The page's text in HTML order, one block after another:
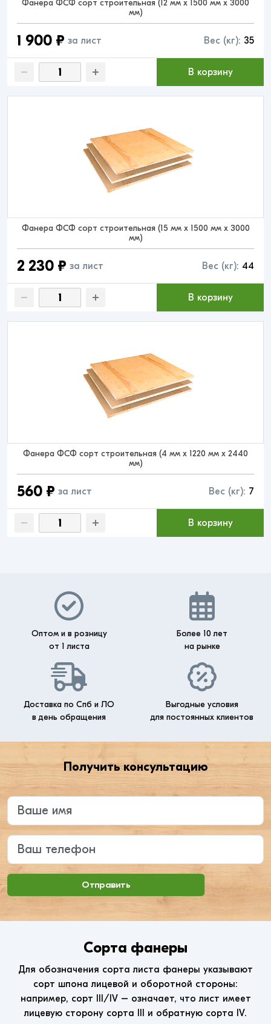
Фанера ФСФ сорт строительная (12 мм x 1500 мм x 3000
мм)
1 900 ₽ за лист Вес (кг): 35
В корзину
Фанера ФСФ сорт строительная (15 мм x 1500 мм x 3000
мм)
2 230 ₽ за лист Вес (кг): 44
В корзину
Фанера ФСФ сорт строительная (4 мм x 1220 мм x 2440
мм)
560 ₽ за лист Вес (кг): 7
В корзину
Оптом и в розницу
от 1 листа
Более 10 лет
на рынке
Доставка по Спб и ЛО
в день обращения
Выгодные условия
для постоянных клиентов
Получить консультацию
Введите ваше имя
Ваш телефон
Отправить
Сорта фанеры
Для обозначения сорта листа фанеры указывают
сорт шпона лицевой и оборотной стороны:
например, сорт III/IV – означает, что лист имеет
лицевую сторону сорта III и обратную сорта IV.